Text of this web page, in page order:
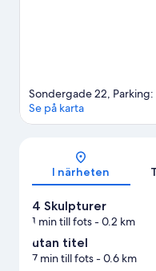
Sondergade 22,
Se på karta
I närheten
4 Skulpturer
1 min till fots- 0.2 km
utan titel
7 min till fots- 0.6 km